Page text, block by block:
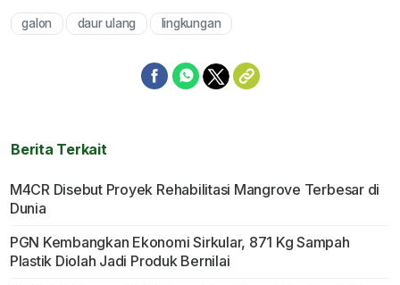
galon daur ulang lingkungan
Berita Terkait
M4CR Disebut Proyek Rehabilitasi Mangrove Terbesar di
Dunia
PGN Kembangkan Ekonomi Sirkular, 871 Kg Sampah
Plastik Diolah Jadi Produk Bernilai